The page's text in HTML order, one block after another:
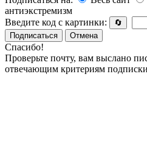
антиэкстремизм
Введите код с картинки:
🔄
Подписаться
Отмена
Спасибо!
Проверьте почту, вам выслано
отвечающим критериям подписки